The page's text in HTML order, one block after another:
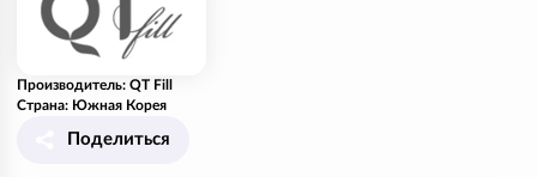
Производитель: QT Fill
Страна: Южная Корея
Поделиться